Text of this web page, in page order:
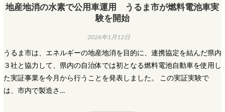
地産地消の水素で公用車運用 うるま市が燃料電池車実
験を開始
2026年1月12日
うるま市は、エネルギーの地産地消を目的に、連携協定を結んだ県内
３社と協力して、県内の自治体では初となる燃料電池自動車を使用し
た実証事業を今月から行うことを発表しました。 この実証実験で
は、市内で製造さ…